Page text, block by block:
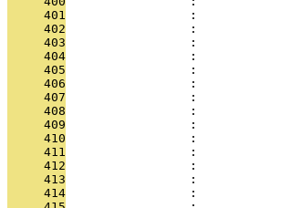
     401
:
     402
:
     403
:
     404
:
     405
:
     406
:
     407
:
     408
:
     409
:
     410
:
     411
:
     412
:
     413
:
     414
: